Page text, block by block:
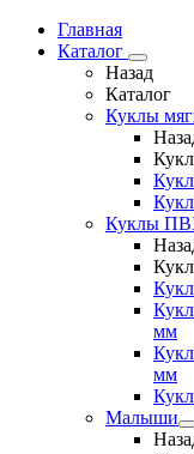
Главная
Каталог
Назад
Каталог
Куклы
Куклы
мм
мм
Малыши